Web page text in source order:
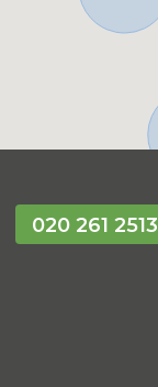
020 261 2513